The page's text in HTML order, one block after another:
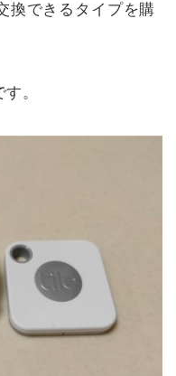
換できるタイプを購
。